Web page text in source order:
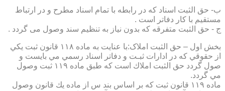
ب- حق الثبت اسناد كه در رابطه با تمام اسناد مطرح و در ارتباط
مستقيم با كار دفاتر است .
ج - حق الثبت متفرقه كه بدون نياز به تنظیم سند وصول می گردد .
بخش اول – حق الثبت املاک:با عنايت به ماده ۱۱۸ قانون ثبت يكي
از حقوقي كه در ادارات ثبـت و دفاتر اسناد رسمي مي بايست و
صول گردد حق الثبت املاك است كه طبق ماده ۱۱۹ ثبت وصول
مي گردد.
ماده ۱۱۹ قانون ثبت كه بر اساس بند س از ماده يك قانون وصول